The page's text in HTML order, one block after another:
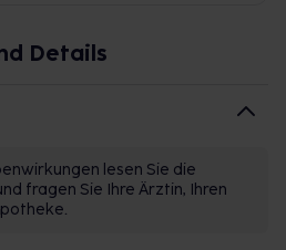
Details
lesen Sie die
fragen Sie Ihre Ärztin, Ihren